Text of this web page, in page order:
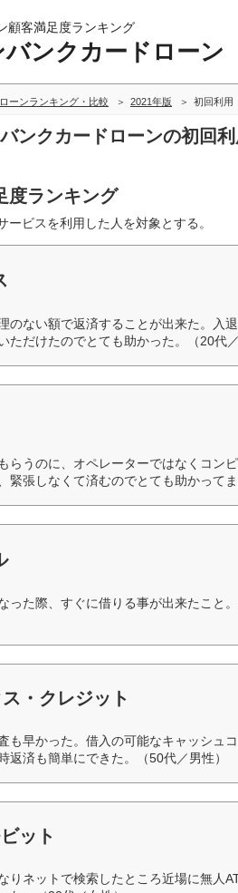
顧客満足度ランキング
バンクカードローン
ーンランキング・比較 2021年版 初回利用
バンクカードローンの初回
度ランキング
ービスを利用した人を対象とする。
のない額で返済することが出来た。入
ただけたのでとても助かった。（20代／
らうのに、オペレーターではなくコン
緊張しなくて済むのでとても助かってま
った際、すぐに借りる事が出来たこと
・クレジット
も早かった。借入の可能なキャッシュ
返済も簡単にできた。（50代／男性）
ット
りネットで検索したところ近場に無人